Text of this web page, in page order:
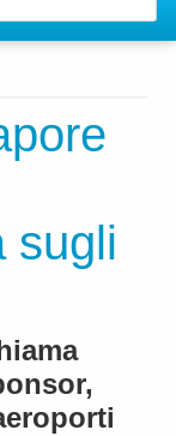
sugli